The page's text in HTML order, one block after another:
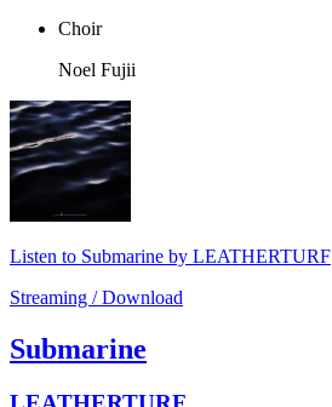
Choir
Noel Fujii
Listen to Submarine by LEATHERTURF
Streaming / Download
Submarine